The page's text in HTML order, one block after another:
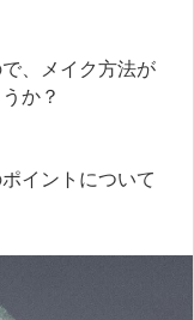
、メイク方法が
か？
イントについて